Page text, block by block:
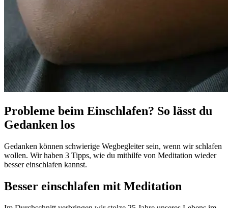
Probleme beim Einschlafen? So lässt du
Gedanken los
Gedanken können schwierige Wegbegleiter sein, wenn wir schlafen
wollen. Wir haben 3 Tipps, wie du mithilfe von Meditation wieder
besser einschlafen kannst.
Besser einschlafen mit Meditation